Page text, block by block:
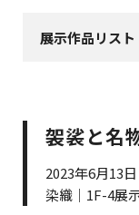
展示作品リスト
袈裟と名
2023年6月13
染織｜1F-4展